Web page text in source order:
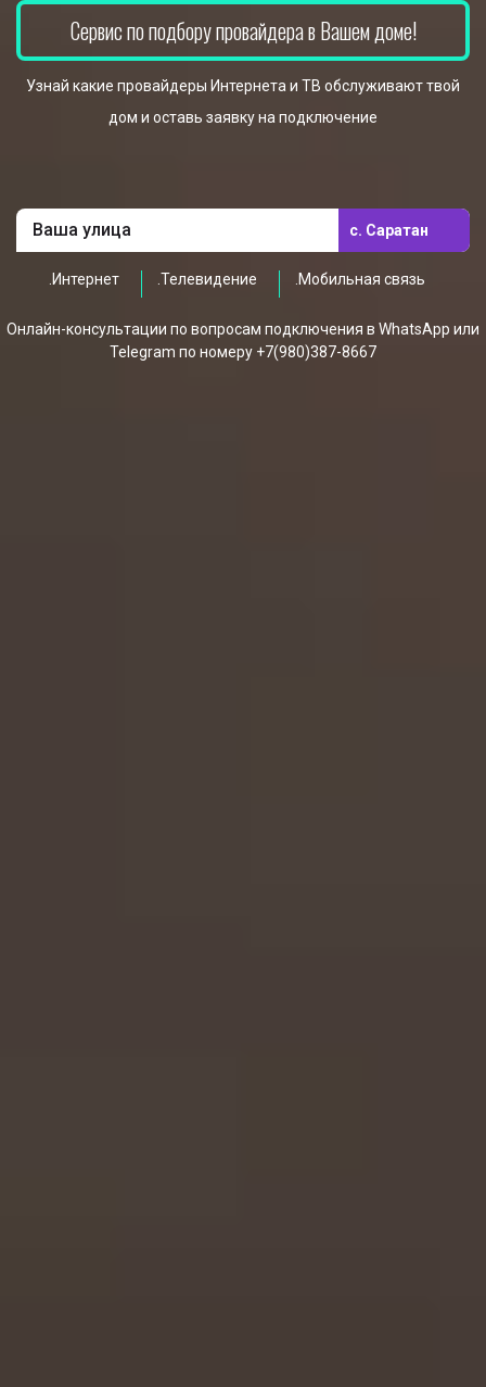
Сервис по подбору провайдера в Вашем доме!
Узнай какие провайдеры Интернета и ТВ обслуживают твой
дом и оставь заявку на подключение
с. Саратан
.Интернет .Телевидение .Мобильная связь
Онлайн-консультации по вопросам подключения в WhatsApp или
Telegram по номеру +7(980)387-8667